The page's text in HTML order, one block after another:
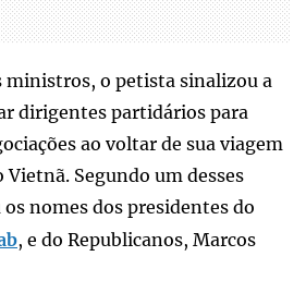
ministros, o petista sinalizou a
dirigentes partidários para
ao voltar de sua viagem
Vietnã. Segundo um desses
nomes dos presidentes do
, e do Republicanos, Marcos